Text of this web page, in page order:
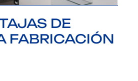
DE
FABRICACIÓN